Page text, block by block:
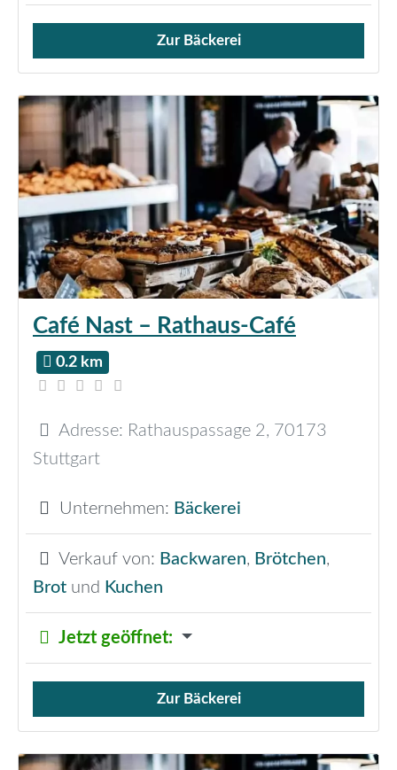
Verkauf von Brötchen,
Zur Bäckerei
Café Nast – Rathaus-Café
0.2 km
Adresse: Rathauspassage 2, 70173
Stuttgart
Unternehmen: Bäckerei
Verkauf von: Backwaren, Brötchen,
Brot und Kuchen
Jetzt geöffnet:
Verkauf von Brötchen,
Zur Bäckerei